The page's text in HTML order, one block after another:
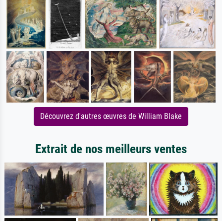
Découvrez d'autres œuvres de William Blake
Extrait de nos meilleurs ventes